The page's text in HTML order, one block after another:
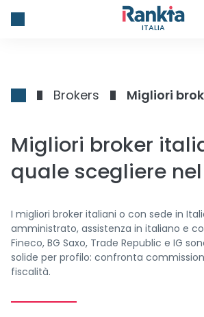
ITALIA
Brokers Migliori
Migliori broker
quale scegliere
I migliori broker italiani o con sede in
amministrato, assistenza in italiano e
Fineco, BG Saxo, Trade Republic e IG
solide per profilo: confronta
fiscalità.